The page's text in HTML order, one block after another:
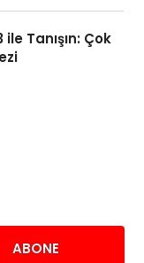
Tanışın: Çok
ABONE